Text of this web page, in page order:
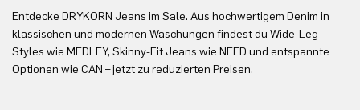
Entdecke DRYKORN Jeans im Sale. Aus hochwertigem Denim in
klassischen und modernen Waschungen findest du Wide-Leg-
Styles wie MEDLEY, Skinny-Fit Jeans wie NEED und entspannte
Optionen wie CAN – jetzt zu reduzierten Preisen.